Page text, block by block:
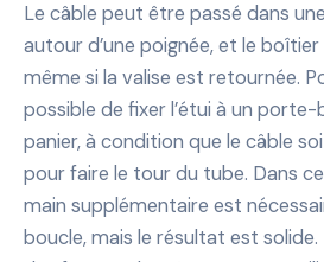
Le câble peut être passé dans
autour d’une poignée, et le
même si la valise est retournée.
possible de fixer l’étui à un porte-
panier, à condition que le câble
pour faire le tour du tube. Dans
main supplémentaire est
boucle, mais le résultat est solide.